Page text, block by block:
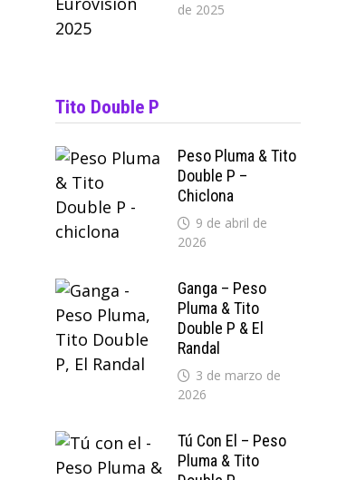
de 2025
Tito Double P
Peso Pluma & Tito
Double P –
Chiclona
9 de abril de
2026
Ganga – Peso
Pluma & Tito
Double P & El
Randal
3 de marzo de
2026
Tú Con El – Peso
Pluma & Tito